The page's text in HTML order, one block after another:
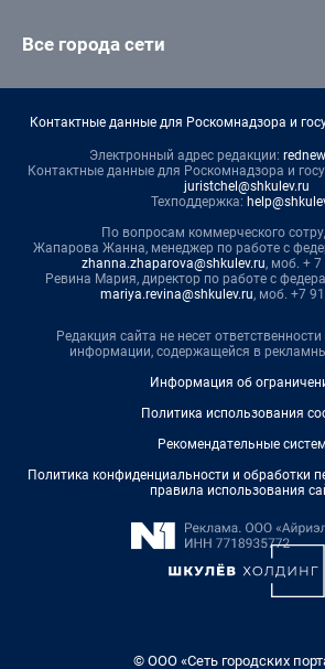
Все города сети
Контактные данные для Роскомнадзора и
Электронный адрес редакции:
Контактные данные для Роскомнадзора и
juristchel@shkulev.ru
Техподдержка:
По вопросам коммерческого
Жапарова Жанна, менеджер по работе с
zhanna.zhaparova@shkulev.ru, моб. +
Ревина Мария, директор по работе с
mariya.revina@shkulev.ru, моб. +7
Редакция сайта не несет
информации, содержащейся в
Информация об
Политика использования
Рекомендательные
Политика конфиденциальности и обработки
правила использования
© ООО «Сеть городских